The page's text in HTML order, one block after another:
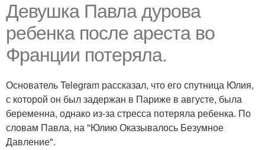
Девушка Павла дурова
ребенка после ареста во
Франции потеряла.
Основатель Telegram рассказал, что его спутница Юлия,
с которой он был задержан в Париже в августе, была
беременна, однако из-за стресса потеряла ребенка. По
словам Павла, на "Юлию Оказывалось Безумное
Давление".